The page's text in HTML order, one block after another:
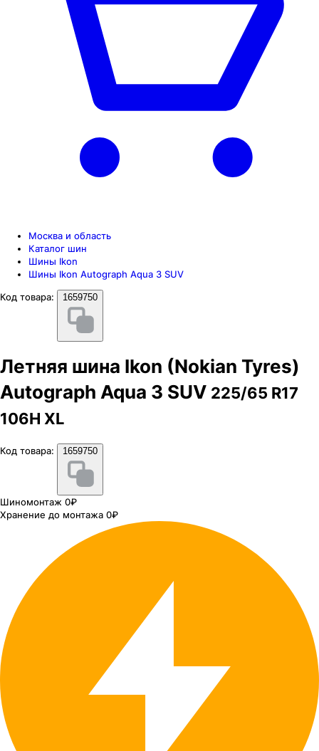
Москва и область
Каталог шин
Шины Ikon
Шины Ikon Autograph Aqua 3 SUV
Код товара:
1659750
Летняя шина Ikon (Nokian Tyres)
Autograph Aqua 3 SUV 225/65 R17
106H XL
Код товара: 1659750
Шиномонтаж 0₽
Хранение до монтажа 0₽